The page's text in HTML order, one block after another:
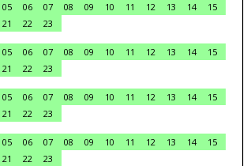
05 06 07 08 09 10 11 12 13 14
15
21 22
23
05 06 07 08 09 10 11 12 13 14
15
21 22
23
05 06 07 08 09 10 11 12 13 14
15
21 22
23
05 06 07 08 09 10 11 12 13 14
15
21 22
23